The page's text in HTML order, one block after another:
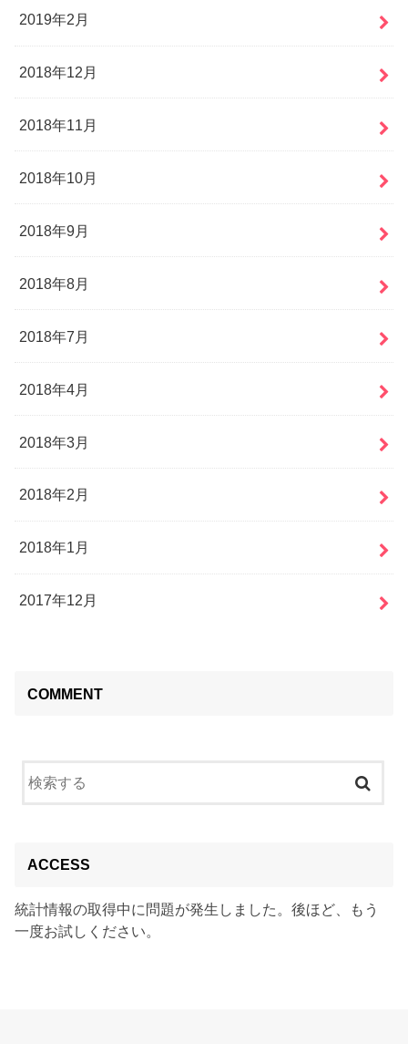
2019年2月
2018年12月
2018年11月
2018年10月
2018年9月
2018年8月
2018年7月
2018年4月
2018年3月
2018年2月
2018年1月
2017年12月
COMMENT
ACCESS
統計情報の取得中に問題が発生しました。後ほど、もう
一度お試しください。